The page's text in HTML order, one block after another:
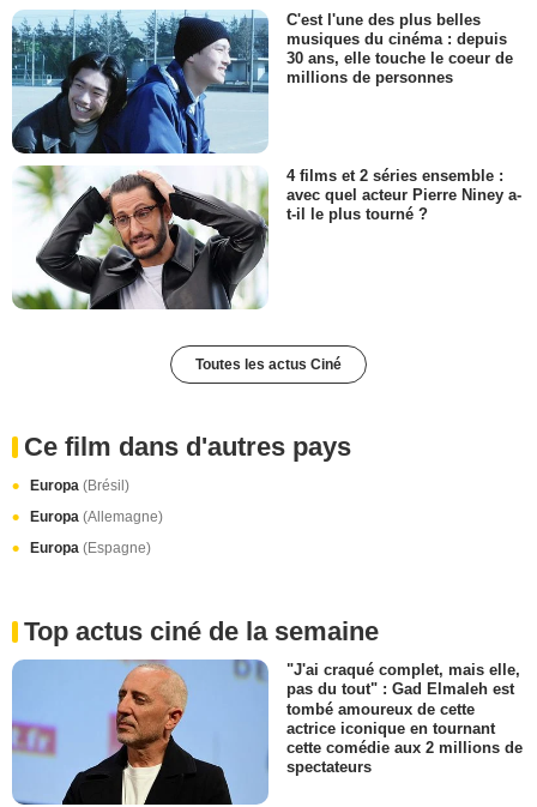
C'est l'une des plus belles
musiques du cinéma : depuis
30 ans, elle touche le coeur de
millions de personnes
4 films et 2 séries ensemble :
avec quel acteur Pierre Niney a-
t-il le plus tourné ?
Toutes les actus Ciné
Ce film dans d'autres pays
Europa (Brésil)
Europa (Allemagne)
Europa (Espagne)
Top actus ciné de la semaine
"J'ai craqué complet, mais elle,
pas du tout" : Gad Elmaleh est
tombé amoureux de cette
actrice iconique en tournant
cette comédie aux 2 millions de
spectateurs